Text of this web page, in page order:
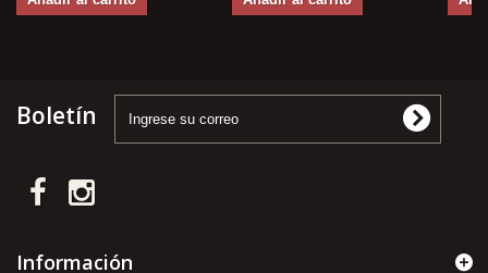
Boletín
Información